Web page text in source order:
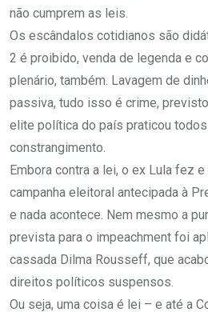
não cumprem as leis.
Os escândalos cotidianos são
2 é proibido, venda de legenda e
plenário, também. Lavagem de
passiva, tudo isso é crime,
elite política do país praticou
constrangimento.
Embora contra a lei, o ex Lula fez
campanha eleitoral antecipada à
e nada acontece. Nem mesmo a
prevista para o impeachment foi
cassada Dilma Rousseff, que
direitos políticos suspensos.
Ou seja, uma coisa é lei – e até a